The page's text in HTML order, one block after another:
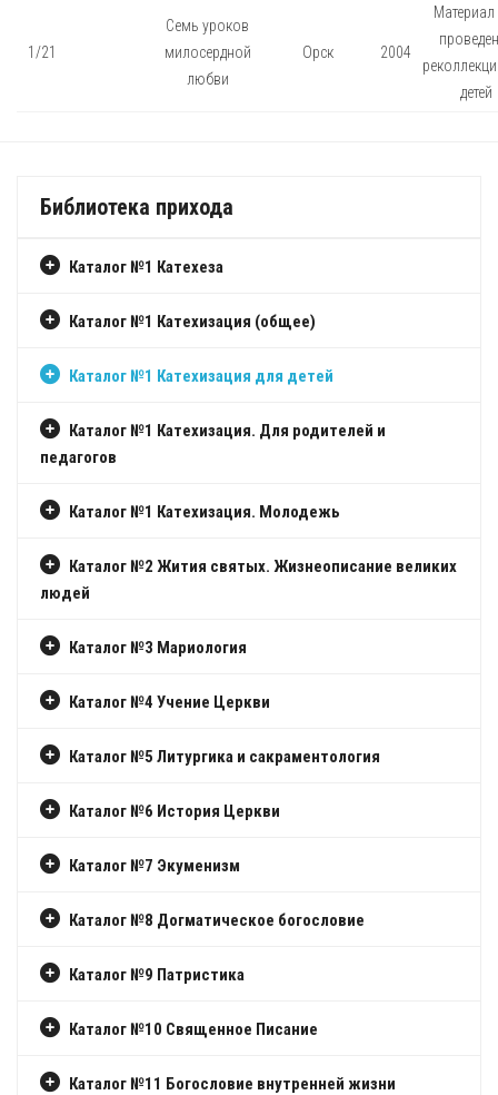
1/21
Семь уроков
милосердной
любви
Орск 2004
Материал
детей
Библиотека прихода
Каталог №1 Катехеза
Каталог №1 Катехизация (общее)
Каталог №1 Катехизация для детей
Каталог №1 Катехизация. Для родителей и
педагогов
Каталог №1 Катехизация. Молодежь
Каталог №2 Жития святых. Жизнеописание великих
людей
Каталог №3 Мариология
Каталог №4 Учение Церкви
Каталог №5 Литургика и сакраментология
Каталог №6 История Церкви
Каталог №7 Экуменизм
Каталог №8 Догматическое богословие
Каталог №9 Патристика
Каталог №10 Священное Писание
Каталог №11 Богословие внутренней жизни